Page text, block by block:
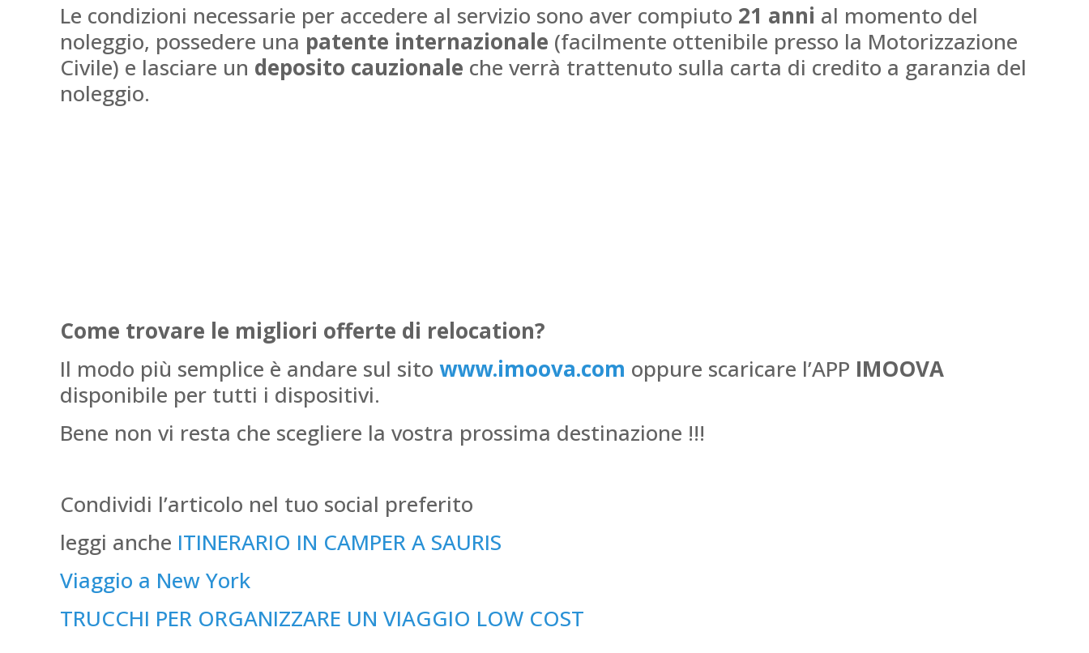
Le condizioni necessarie per accedere al servizio sono aver compiuto 21 anni al momento del
noleggio, possedere una patente internazionale (facilmente ottenibile presso la Motorizzazione
Civile) e lasciare un deposito cauzionale che verrà trattenuto sulla carta di credito a garanzia del
noleggio.
Come trovare le migliori offerte di relocation?
Il modo più semplice è andare sul sito www.imoova.com oppure scaricare l’APP IMOOVA
disponibile per tutti i dispositivi.
Bene non vi resta che scegliere la vostra prossima destinazione !!!
Condividi l’articolo nel tuo social preferito
leggi anche ITINERARIO IN CAMPER A SAURIS
Viaggio a New York
TRUCCHI PER ORGANIZZARE UN VIAGGIO LOW COST